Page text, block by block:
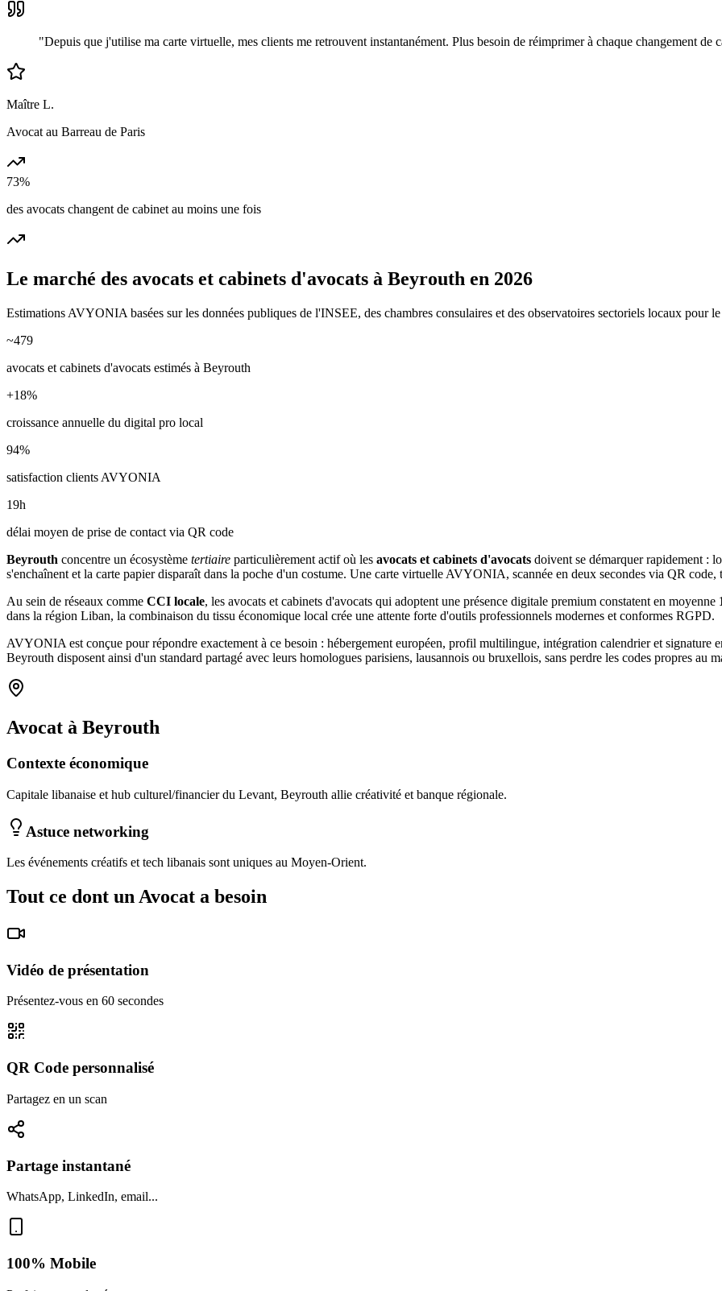
"Depuis que j'utilise ma carte virtuelle, mes clients me retrouvent instantanément. Plus besoin de réimprimer à chaque changement de
Maître L.
Avocat au Barreau de Paris
73%
des avocats changent de cabinet au moins une fois
Le marché des avocats et cabinets d'avocats à Beyrouth en 2026
Estimations AVYONIA basées sur les données publiques de l'INSEE, des chambres consulaires et des observatoires sectoriels locaux pour
~479
avocats et cabinets d'avocats estimés à Beyrouth
+18%
croissance annuelle du digital pro local
94%
satisfaction clients AVYONIA
19h
délai moyen de prise de contact via QR code
Beyrouth concentre un écosystème tertiaire particulièrement actif où les avocats et cabinets d'avocats doivent se démarquer rapidement :
s'enchaînent et la carte papier disparaît dans la poche d'un costume. Une carte virtuelle AVYONIA, scannée en deux secondes via QR
Au sein de réseaux comme CCI locale, les avocats et cabinets d'avocats qui adoptent une présence digitale premium constatent en moyenne
dans la région Liban, la combinaison du tissu économique local crée une attente forte d'outils professionnels modernes et conformes RGPD.
AVYONIA est conçue pour répondre exactement à ce besoin : hébergement européen, profil multilingue, intégration calendrier et signature
Beyrouth disposent ainsi d'un standard partagé avec leurs homologues parisiens, lausannois ou bruxellois, sans perdre les codes propres au
Avocat à Beyrouth
Contexte économique
Capitale libanaise et hub culturel/financier du Levant, Beyrouth allie créativité et banque régionale.
Astuce networking
Les événements créatifs et tech libanais sont uniques au Moyen-Orient.
Tout ce dont un Avocat a besoin
Vidéo de présentation
Présentez-vous en 60 secondes
QR Code personnalisé
Partagez en un scan
Partage instantané
WhatsApp, LinkedIn, email...
100% Mobile